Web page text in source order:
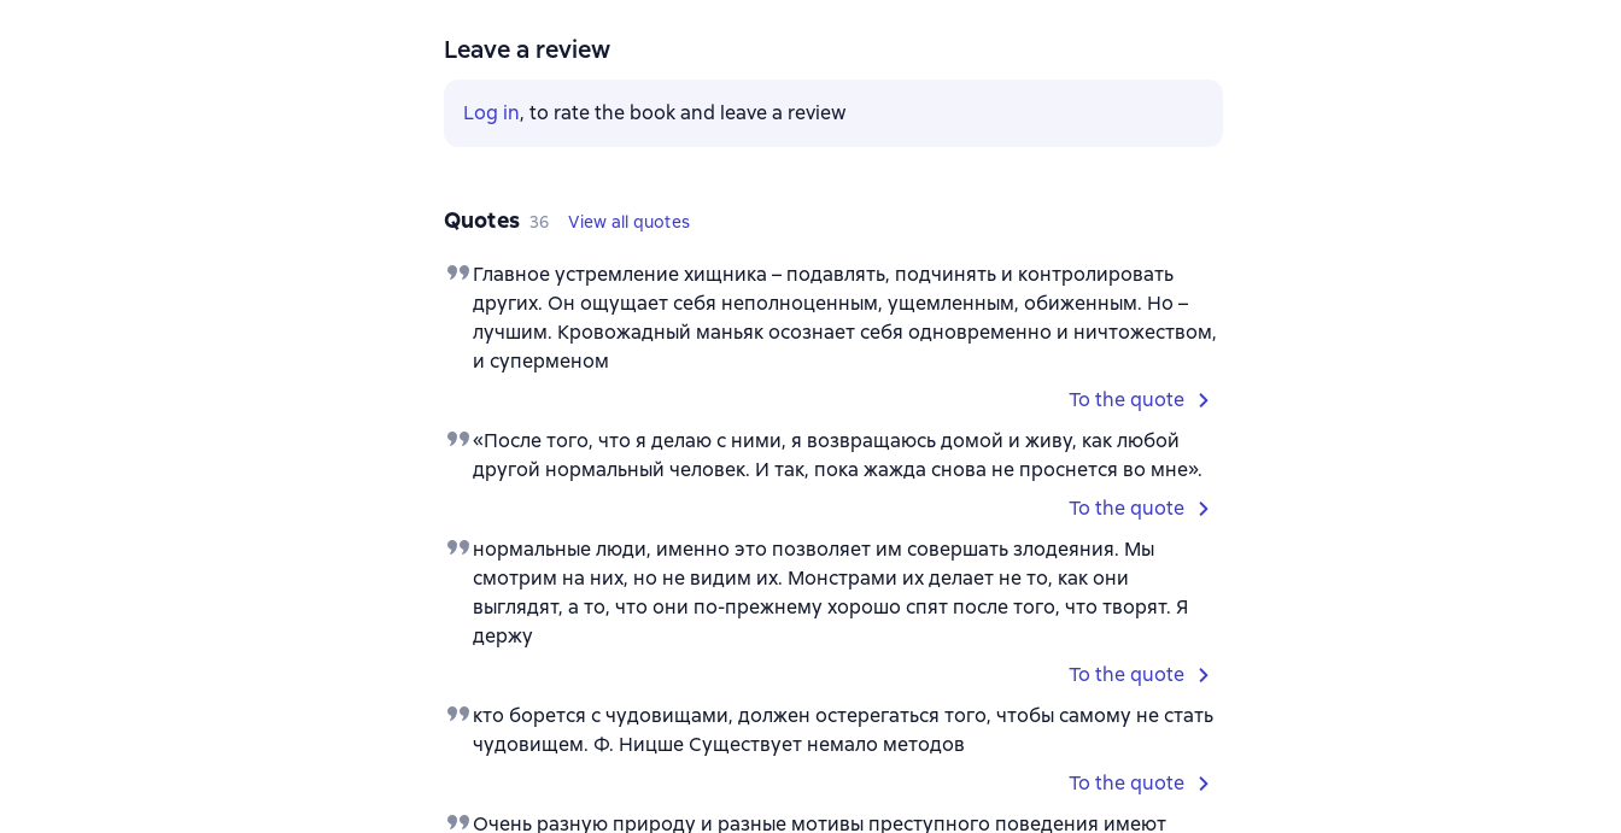
Leave a review
Log in, to rate the book and leave a review
Quotes 36 View all quotes
Главное устремление хищника – подавлять, подчинять и контролировать
других. Он ощущает себя неполноценным, ущемленным, обиженным. Но –
лучшим. Кровожадный маньяк осознает себя одновременно и ничтожеством,
и суперменом
To the quote
«После того, что я делаю с ними, я возвращаюсь домой и живу, как любой
другой нормальный человек. И так, пока жажда снова не проснется во мне».
To the quote
нормальные люди, именно это позволяет им совершать злодеяния. Мы
смотрим на них, но не видим их. Монстрами их делает не то, как они
выглядят, а то, что они по-прежнему хорошо спят после того, что творят. Я
держу
To the quote
кто борется с чудовищами, должен остерегаться того, чтобы самому не стать
чудовищем. Ф. Ницше Существует немало методов
To the quote
Очень разную природу и разные мотивы преступного поведения имеют